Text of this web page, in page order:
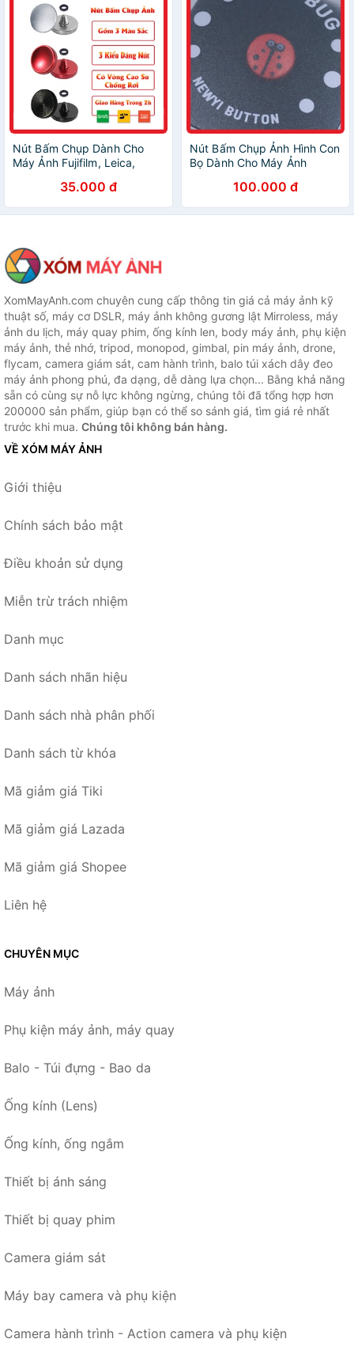
Nút Bấm Chụp Dành Cho
Máy Ảnh Fujifilm, Leica,
chụp máy Fujifilm, máy ảnh
film + gioăng cao su
35.000 đ
Nút Bấm Chụp Ảnh Hình Con
Bọ Dành Cho Máy Ảnh
shutter bấm chụp máy
Fujifilm, máy ảnh film
100.000 đ
XomMayAnh.com chuyên cung cấp thông tin giá cả máy ảnh kỹ
thuật số, máy cơ DSLR, máy ảnh không gương lật Mirroless, máy
ảnh du lịch, máy quay phim, ống kính len, body máy ảnh, phụ kiện
máy ảnh, thẻ nhớ, tripod, monopod, gimbal, pin máy ảnh, drone,
flycam, camera giám sát, cam hành trình, balo túi xách dây đeo
máy ảnh phong phú, đa dạng, dễ dàng lựa chọn... Bằng khả năng
sẵn có cùng sự nỗ lực không ngừng, chúng tôi đã tổng hợp hơn
200000 sản phẩm, giúp bạn có thể so sánh giá, tìm giá rẻ nhất
trước khi mua. Chúng tôi không bán hàng.
VỀ XÓM MÁY ẢNH
Giới thiệu
Chính sách bảo mật
Điều khoản sử dụng
Miễn trừ trách nhiệm
Danh mục
Danh sách nhãn hiệu
Danh sách nhà phân phối
Danh sách từ khóa
Mã giảm giá Tiki
Mã giảm giá Lazada
Mã giảm giá Shopee
Liên hệ
CHUYÊN MỤC
Máy ảnh
Phụ kiện máy ảnh, máy quay
Balo - Túi đựng - Bao da
Ống kính (Lens)
Ống kính, ống ngắm
Thiết bị ánh sáng
Thiết bị quay phim
Camera giám sát
Máy bay camera và phụ kiện
Camera hành trình - Action camera và phụ kiện